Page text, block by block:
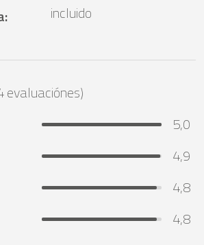
: incluido
evaluaciónes)
5,0
4,9
4,8
4,8